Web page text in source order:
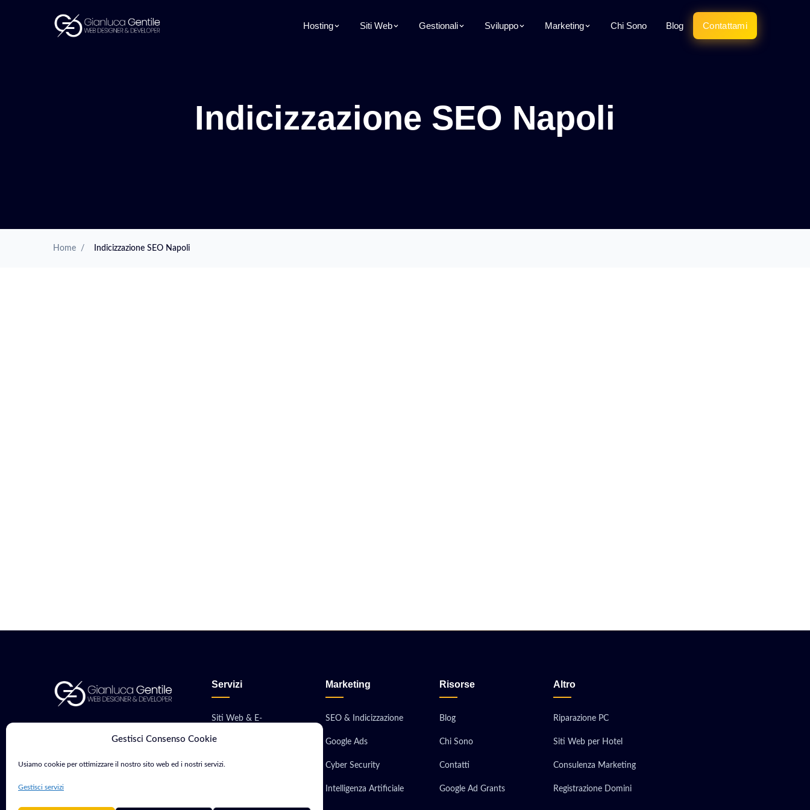
Gestisci Consenso Cookie
Usiamo cookie per ottimizzare il nostro sito web ed i nostri servizi.
Gestisci servizi
Hosting Siti Web Gestionali Sviluppo Marketing Chi Sono Blog Contattami
Indicizzazione SEO Napoli
Home / Indicizzazione SEO Napoli
Sviluppatore con oltre 15 anni di
mondo digitale.
Servizi
Siti Web & E-
Marketing
SEO & Indicizzazione
Google Ads
Cyber Security
Intelligenza Artificiale
Risorse
Blog
Chi Sono
Contatti
Google Ad Grants
Altro
Riparazione PC
Siti Web per Hotel
Consulenza Marketing
Registrazione Domini